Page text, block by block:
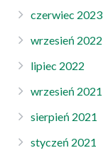
czerwiec 2023
wrzesień 2022
lipiec 2022
wrzesień 2021
sierpień 2021
styczeń 2021